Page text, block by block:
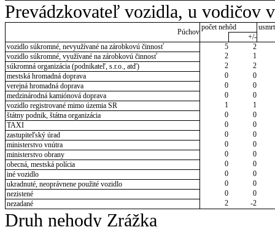
Prevádzkovateľ vozidla, u vodičov
Púchov
počet nehôd
+/-
vozidlo súkromné, nevyužívané na zárobkovú činnosť
5
2
vozidlo súkromné, využívané na zárobkovú činnosť
2
1
súkromná organizácia (podnikateľ, s.r.o., atď)
2
2
mestská hromadná doprava
0
0
verejná hromadná doprava
0
0
medzinárodná kamiónová doprava
0
0
vozidlo registrované mimo územia SR
1
1
štátny podnik, štátna organizácia
0
0
TAXI
0
0
zastupiteľský úrad
0
0
ministerstvo vnútra
0
0
ministerstvo obrany
0
0
obecná, mestská polícia
0
0
iné vozidlo
0
0
ukradnuté, neoprávnene použité vozidlo
0
0
nezistené
0
0
nezadané
2 -2
Druh nehody Zrážka